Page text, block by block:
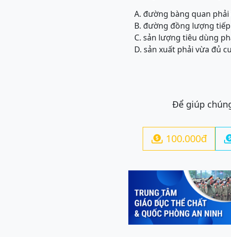
A. đường bàng quan
B. đường đồng lượng
C. sản lượng tiêu dùng
D. sản xuất phải vừa đủ
Để giúp
 100.000đ
Previous